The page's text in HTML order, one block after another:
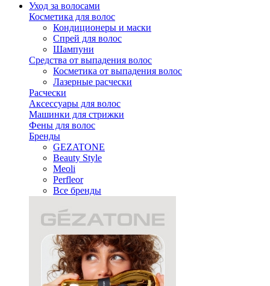
Уход за волосами
Косметика для волос
Кондиционеры и маски
Спрей для волос
Шампуни
Средства от выпадения волос
Косметика от выпадения волос
Лазерные расчески
Расчески
Аксессуары для волос
Машинки для стрижки
Фены для волос
Бренды
GEZATONE
Beauty Style
Meoli
Perfleor
Все бренды